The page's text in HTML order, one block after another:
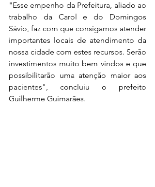
"Esse empenho da Prefeitura, aliado ao
trabalho da Carol e do Domingos
Sávio, faz com que consigamos atender
importantes locais de atendimento da
nossa cidade com estes recursos. Serão
investimentos muito bem vindos e que
possibilitarão uma atenção maior aos
pacientes", concluiu o prefeito
Guilherme Guimarães.